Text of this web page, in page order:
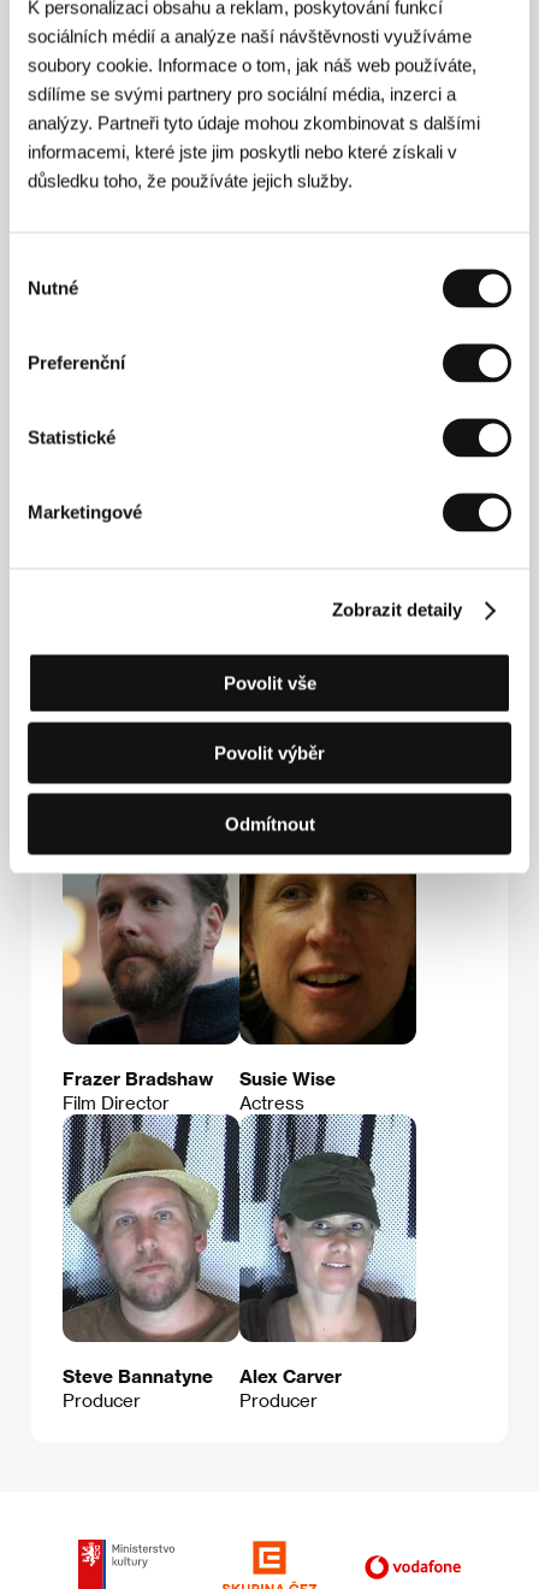
K personalizaci obsahu a reklam, poskytování funkcí
sociálních médií a analýze naší návštěvnosti využíváme
soubory cookie. Informace o tom, jak náš web používáte,
sdílíme se svými partnery pro sociální média, inzerci a
analýzy. Partneři tyto údaje mohou zkombinovat s dalšími
informacemi, které jste jim poskytli nebo které získali v
důsledku toho, že používáte jejich služby.
souhlasu
Nutné
Preferenční
Statistické
Marketingové
Zobrazit detaily
Povolit vše
Povolit výběr
Odmítnout
Frazer Bradshawzačínal jako vizuální umělec a
celovečerního narativního filmu. I v něm ale stírá
hranice mezi experimentem a klasickou filmovou
Všechno to podivné a nové
Kontakty
Tel: +1 323 993 7000
info@everythingstrangeandnew.com
Hosté
Frazer Bradshaw
Film Director
Susie Wise
Actress
Steve Bannatyne
Producer
Alex Carver
Producer